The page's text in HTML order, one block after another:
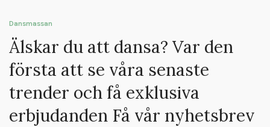
Dansmassan
Älskar du att dansa? Var den
första att se våra senaste
trender och få exklusiva
erbjudanden Få vår nyhetsbrev